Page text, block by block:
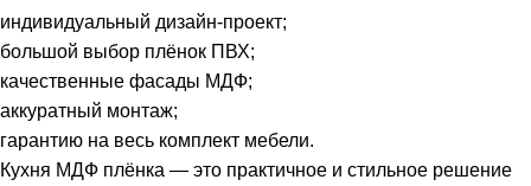
индивидуальный дизайн-проект;
большой выбор плёнок ПВХ;
качественные фасады МДФ;
аккуратный монтаж;
гарантию на весь комплект мебели.
Кухня МДФ плёнка — это практичное и стильное решение